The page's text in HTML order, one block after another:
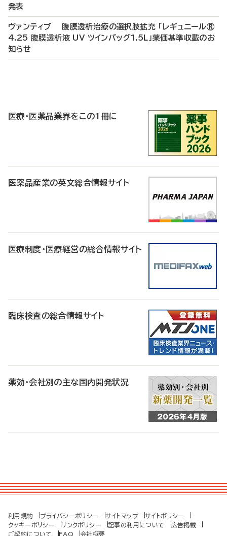
発表
ヴァンティブ 腹膜透析治療の選択肢拡充 「レギュニール®
4.25 腹膜透析液 UV ツインバッグ1.5L」薬価基準収載のお
知らせ
医療・医薬品業界をこの1冊に
医薬品産業の英文総合情報サイト
医療制度・医療経営の総合情報サイト
臨床検査の総合情報サイト
薬効・会社別の主な国内開発状況
利用規約 プライバシーポリシー サイトマップ
サイトポリシー
クッキーポリシー
リンクポリシー 記事の利用について
広告掲載
ご契約について
FAQ 会社概要